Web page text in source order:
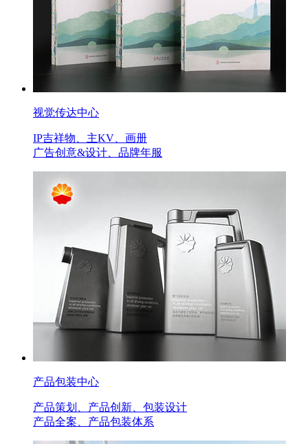
视觉传达中心
IP吉祥物、主KV、画册
广告创意&设计、品牌年服
产品包装中心
产品策划、产品创新、包装设计
产品全案、产品包装体系